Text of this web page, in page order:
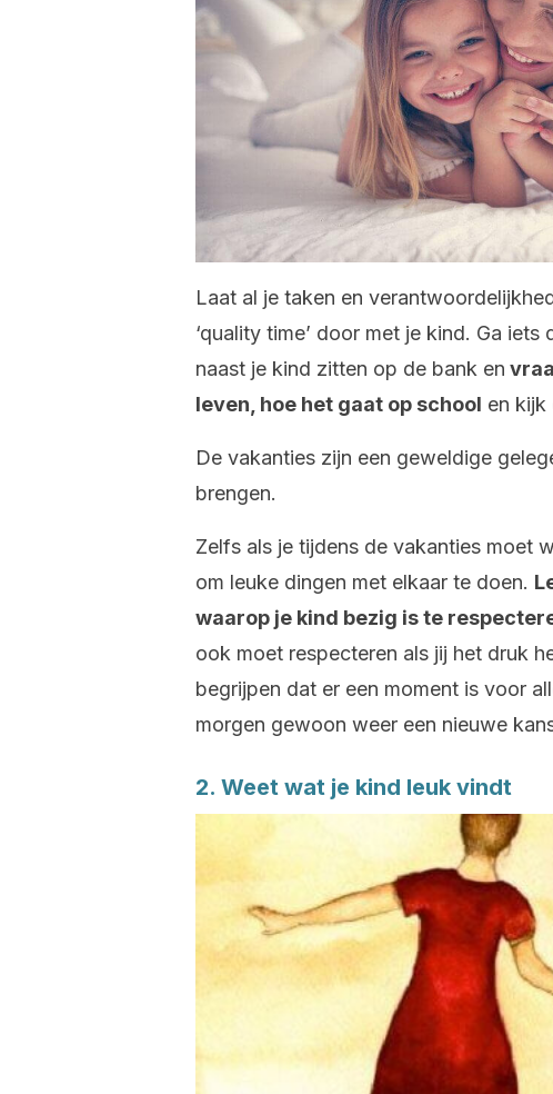
Laat al je taken en
‘quality time’ door met je kind. Ga
naast je kind zitten op de bank en
leven, hoe het gaat op school en kijk
De vakanties zijn een geweldige
brengen.
Zelfs als je tijdens de vakanties moet
om leuke dingen met elkaar te doen.
waarop je kind bezig is te
ook moet respecteren als jij het druk
begrijpen dat er een moment is voor
morgen gewoon weer een nieuwe
2. Weet wat je kind leuk vindt